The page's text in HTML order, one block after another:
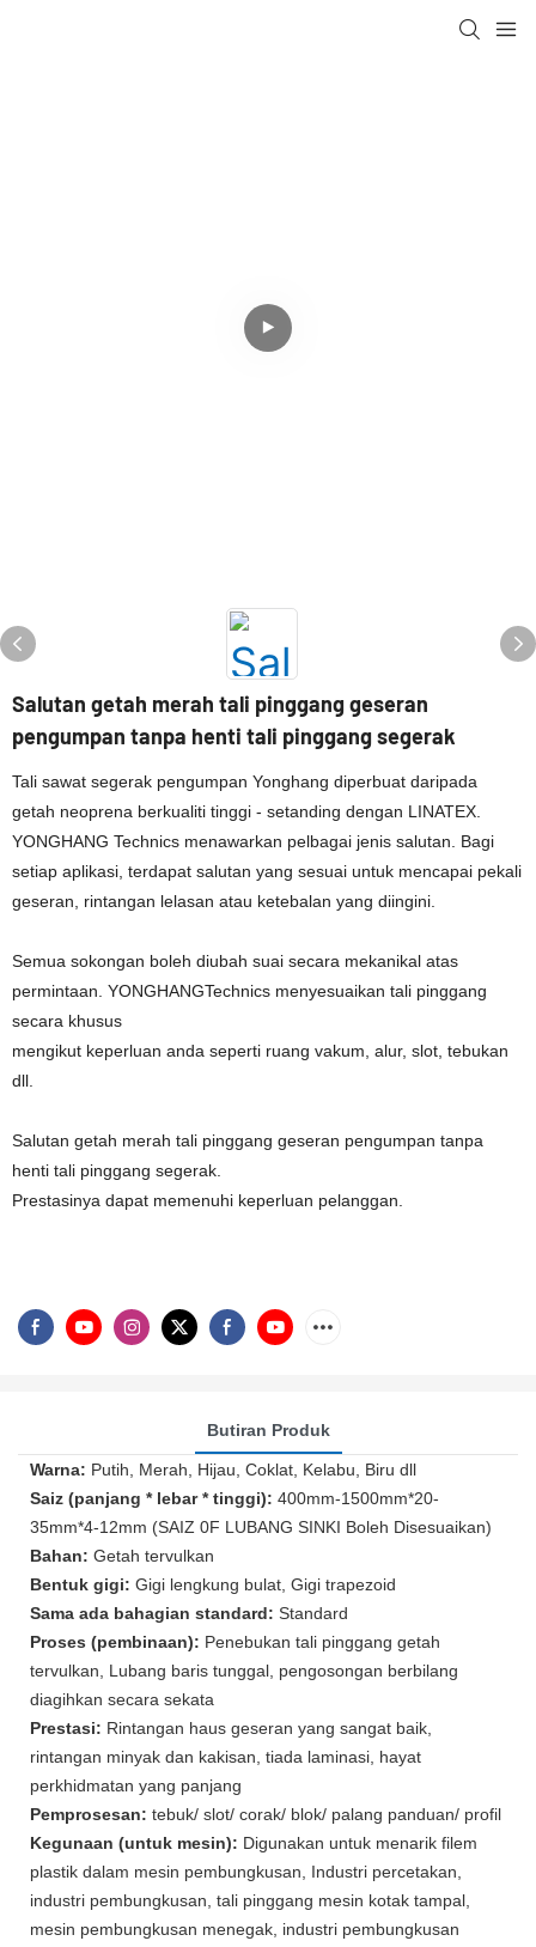
Salutan getah merah tali pinggang geseran
pengumpan tanpa henti tali pinggang segerak
Tali sawat segerak pengumpan Yonghang diperbuat daripada
getah neoprena berkualiti tinggi - setanding dengan LINATEX.
YONGHANG Technics menawarkan pelbagai jenis salutan. Bagi
setiap aplikasi, terdapat salutan yang sesuai untuk mencapai pekali
geseran, rintangan lelasan atau ketebalan yang diingini.
Semua sokongan boleh diubah suai secara mekanikal atas
permintaan. YONGHANGTechnics menyesuaikan tali pinggang
secara khusus
mengikut keperluan anda seperti ruang vakum, alur, slot, tebukan
dll.
Salutan getah merah tali pinggang geseran pengumpan tanpa
henti tali pinggang segerak.
Prestasinya dapat memenuhi keperluan pelanggan.
Butiran Produk
Warna: Putih, Merah, Hijau, Coklat, Kelabu, Biru dll
Saiz (panjang * lebar * tinggi): 400mm-1500mm*20-
35mm*4-12mm (SAIZ 0F LUBANG SINKI Boleh Disesuaikan)
Bahan: Getah tervulkan
Bentuk gigi: Gigi lengkung bulat, Gigi trapezoid
Sama ada bahagian standard: Standard
Proses (pembinaan): Penebukan tali pinggang getah
tervulkan, Lubang baris tunggal, pengosongan berbilang
diagihkan secara sekata
Prestasi: Rintangan haus geseran yang sangat baik,
rintangan minyak dan kakisan, tiada laminasi, hayat
perkhidmatan yang panjang
Pemprosesan: tebuk/ slot/ corak/ blok/ palang panduan/ profil
Kegunaan (untuk mesin): Digunakan untuk menarik filem
plastik dalam mesin pembungkusan, Industri percetakan,
industri pembungkusan, tali pinggang mesin kotak tampal,
mesin pembungkusan menegak, industri pembungkusan